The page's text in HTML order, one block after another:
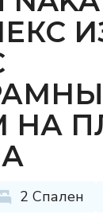
НА
2 Спален